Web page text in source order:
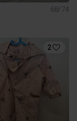
68/74
2